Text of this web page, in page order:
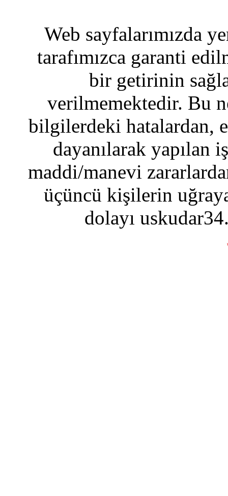
Web sayfalarımızda
tarafımızca garanti
bir getirinin
verilmemektedir. Bu
bilgilerdeki hatalardan,
dayanılarak yapılan
maddi/manevi
üçüncü kişilerin
dolayı